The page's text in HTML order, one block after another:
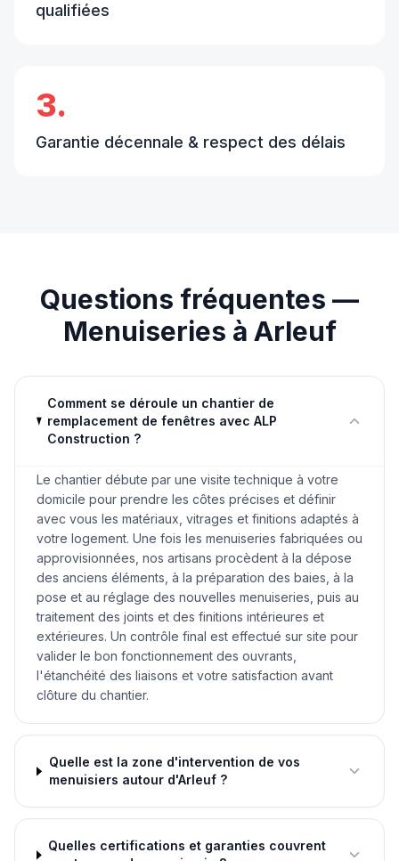
qualifiées
3.
Garantie décennale & respect des délais
Questions fréquentes —
Menuiseries à Arleuf
Comment se déroule un chantier de
remplacement de fenêtres avec ALP
Construction ?
Le chantier débute par une visite technique à votre
domicile pour prendre les côtes précises et définir
avec vous les matériaux, vitrages et finitions adaptés à
votre logement. Une fois les menuiseries fabriquées ou
approvisionnées, nos artisans procèdent à la dépose
des anciens éléments, à la préparation des baies, à la
pose et au réglage des nouvelles menuiseries, puis au
traitement des joints et des finitions intérieures et
extérieures. Un contrôle final est effectué sur site pour
valider le bon fonctionnement des ouvrants,
l'étanchéité des liaisons et votre satisfaction avant
clôture du chantier.
Quelle est la zone d'intervention de vos
menuisiers autour d'Arleuf ?
Quelles certifications et garanties couvrent